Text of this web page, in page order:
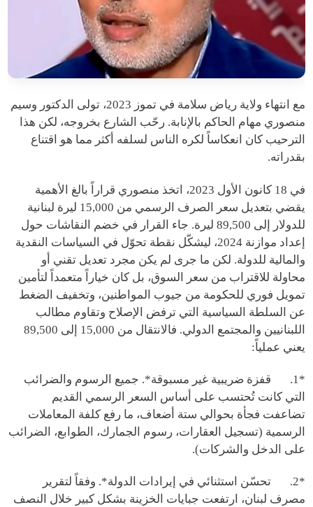
مع انتهاء ولاية رياض سلامة في تموز 2023، تولى الدكتور وسيم
منصوري مهام الحاكم بالإنابة. رحّب الشارع بخروجه، لكن هذا
الترحيب كان انعكاساً لكره الناس لسلفه أكثر مما هو اقتناع
بقدراته.
في 18 كانون الأول 2023، اتخذ منصوري قراراً بالغ الأهمية
يقضي بتعديل سعر الصرف الرسمي من 15,000 ليرة لبنانية
للدولار إلى 89,500 ليرة. جاء القرار في خضم النقاشات حول
إعداد موازنة 2024، ليشكّل نقطة تحوّل في السياسات النقدية
والمالية للدولة. لكن ما جرى لم يكن مجرد تعديل تقني أو
محاولة للاقتراب من سعر السوق، بل كان خياراً متعمداً لتأمين
تمويل فوري للحكومة من جيوب المواطنين، وتخفيف الضغط
عن السلطة السياسية التي ترفض الإصلاح وتقاوم مطالب
اللبنانيين والمجتمع الدولي. فالانتقال من 15,000 إلى 89,500
يعني عملياً:
*1. قفزة ضريبية غير مسبوقة*. جميع الرسوم والضرائب
التي كانت تُحتسب على أساس السعر الرسمي القديم
تضاعفت فجأة بحوالي ستة أضعاف، ما رفع كلفة المعاملات
الرسمية (تسجيل العقارات، رسوم الجمارك، الطوابع، الضرائب
على الدخل والشركات).
*2. تحسّن استثنائي في إيرادات الدولة*. وفقاً لتقرير
مصرف لبنان، ارتفعت جبايات الخزينة بشكل كبير خلال النصف